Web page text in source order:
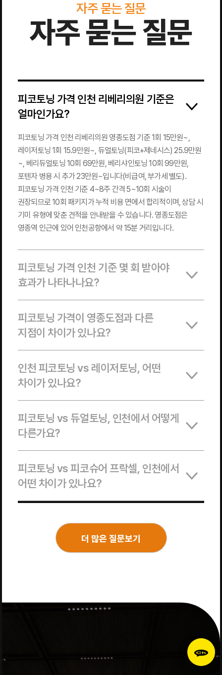
자주 묻는 질문
자주 묻는 질문
피코토닝 가격 인천 리베리의원 기준은
얼마인가요?
피코토닝 가격 인천 리베리의원 영종도점 기준 1회 15만원~,
레이저토닝 1회 15.9만원~, 듀얼토닝(피코+제네시스) 25.9만원
~, 베리듀얼토닝 10회 69만원, 베리샤인토닝 10회 99만원,
포텐자 병용 시 추가 23만원~입니다(비급여, 부가세 별도).
피코토닝 가격 인천 기준 4~8주 간격 5~10회 시술이
권장되므로 10회 패키지가 누적 비용 면에서 합리적이며, 상담 시
기미 유형에 맞춘 견적을 안내받을 수 있습니다. 영종도점은
영종역 인근에 있어 인천공항에서 약 15분 거리입니다.
피코토닝 가격 인천 기준 몇 회 받아야
효과가 나타나나요?
피코토닝 가격이 영종도점과 다른
지점이 차이가 있나요?
인천 피코토닝 vs 레이저토닝, 어떤
차이가 있나요?
피코토닝 vs 듀얼토닝, 인천에서 어떻게
다른가요?
피코토닝 vs 피코슈어 프락셀, 인천에서
어떤 차이가 있나요?
더 많은 질문보기